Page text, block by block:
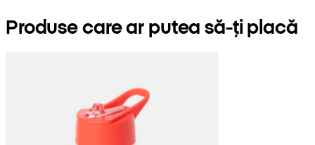
Produse care ar putea să-ți placă